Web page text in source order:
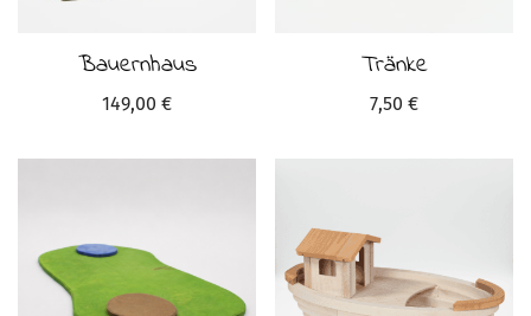
Bauernhaus
149,00 €
Tränke
7,50 €